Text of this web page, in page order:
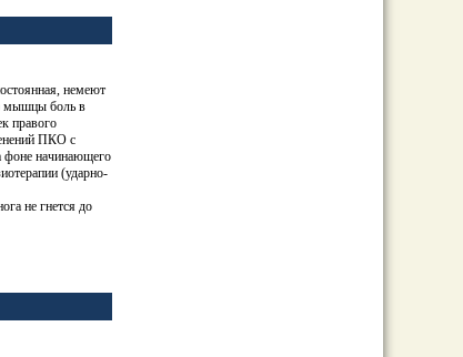
немеют
мышцы боль в
правого
ПКО с
фоне начинающего
(ударно-
не гнется до